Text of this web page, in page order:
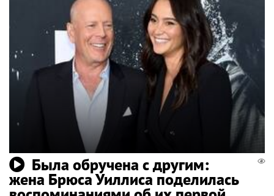
Была обручена с другим:
жена Брюса Уиллиса поделилась